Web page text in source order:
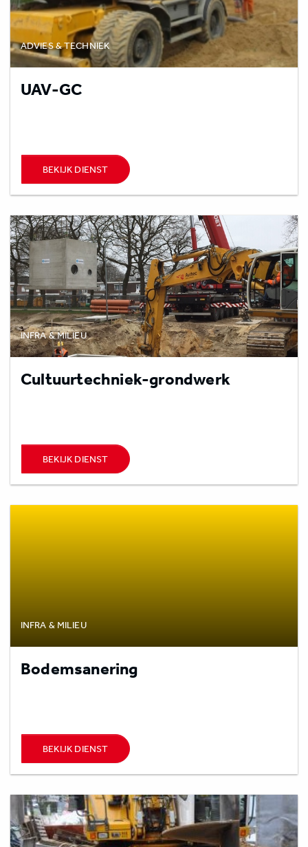
ADVIES & TECHNIEK
UAV-GC
BEKIJK DIENST
INFRA & MILIEU
Cultuurtechniek-grondwerk
BEKIJK DIENST
INFRA & MILIEU
Bodemsanering
BEKIJK DIENST